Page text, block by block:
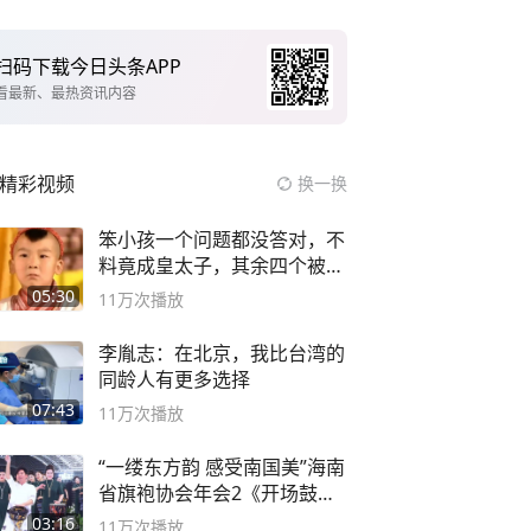
码下载今日头条APP
最新、最热资讯内容
精彩视频 换一换
05:30
笨小孩一个问题都没答对，不
料竟成皇太子，其余四个被处
死
11万次播放
07:43
李胤志：在北京，我比台湾的
同龄人有更多选择
11万次播放
03:16
“一缕东方韵 感受南国美”海南
省旗袍协会年会2《开场鼓》
二团